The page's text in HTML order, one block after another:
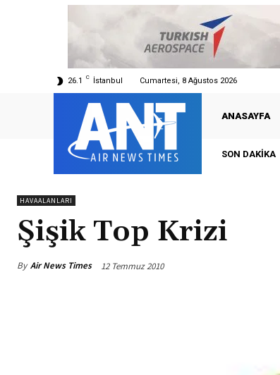
26.1 C İstanbul Cumartesi, 8 Ağustos 2026
ANASAYFA
SON DAKIKA
HAVAALANLARI
Şişik Top Krizi
By Air News Times 12 Temmuz 2010